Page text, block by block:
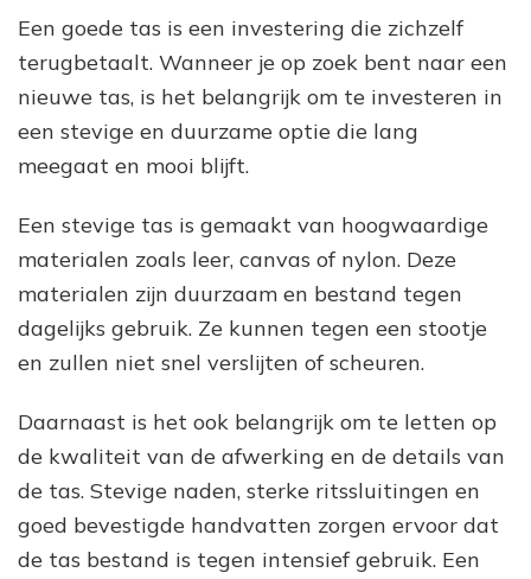
Een goede tas is een investering die zichzelf
terugbetaalt. Wanneer je op zoek bent naar een
nieuwe tas, is het belangrijk om te investeren in
een stevige en duurzame optie die lang
meegaat en mooi blijft.
Een stevige tas is gemaakt van hoogwaardige
materialen zoals leer, canvas of nylon. Deze
materialen zijn duurzaam en bestand tegen
dagelijks gebruik. Ze kunnen tegen een stootje
en zullen niet snel verslijten of scheuren.
Daarnaast is het ook belangrijk om te letten op
de kwaliteit van de afwerking en de details van
de tas. Stevige naden, sterke ritssluitingen en
goed bevestigde handvatten zorgen ervoor dat
de tas bestand is tegen intensief gebruik. Een